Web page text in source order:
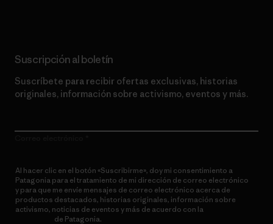
Suscripción al boletín
Suscríbete para recibir ofertas exclusivas, historias
originales, información sobre activismo, eventos y más.
Al hacer clic en el botón «Suscribirme», doy mi consentimiento a
Patagonia para el tratamiento de mi dirección de correo electrónico
y para que me envíe mensajes de correo electrónico acerca de
productos destacados, historias originales, información sobre
activismo, noticias de eventos y más de acuerdo con la
de Patagonia.